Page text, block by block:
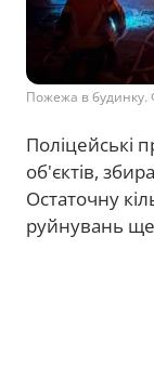
Пожежа в
Поліцейські
об'єктів,
Остаточну
руйнувань